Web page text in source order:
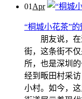
01 Apr
“桐城小花茶”的
朋友说，在
街，这条街不
所，也是深圳
经到畈田村采
小村。如今，